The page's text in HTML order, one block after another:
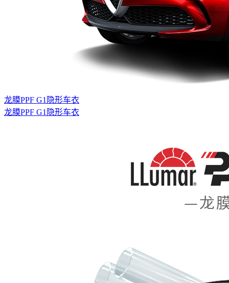
龙膜PPF G1隐形车衣
龙膜PPF G1隐形车衣